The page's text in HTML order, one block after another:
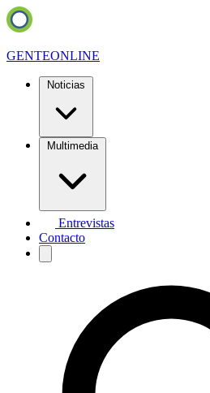
GENTEONLINE
Noticias
Multimedia
Entrevistas
Contacto